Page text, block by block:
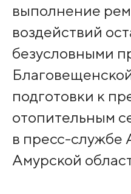
выполнение
воздействий
безусловными
подготовки к
отопительным
в пресс-
Амурской